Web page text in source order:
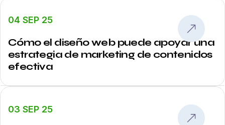
04 SEP 25
Cómo el diseño web puede apoyar una
estrategia de marketing de contenidos
efectiva
03 SEP 25